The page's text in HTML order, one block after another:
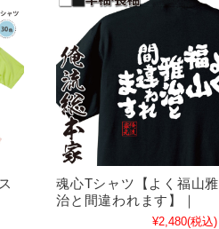
魂心Tシャツ【よく福山雅
治と間違われます】｜
¥2,480(税込)